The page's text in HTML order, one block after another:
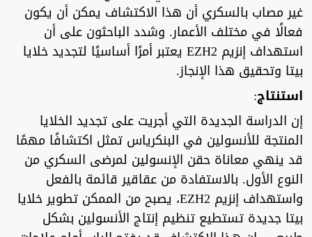
غير مصاب بالسكري أن هذا الاكتشاف يمكن أن يكون
فعالًا في مختلف الأعمار. وشدد الباحثون على أن
استهداف إنزيم EZH2 يعتبر أمرًا أساسيًا لتجديد خلايا
بيتا وتحقيق هذا الإنجاز.
استنتاج:
إن الدراسة الجديدة التي أجريت على تجديد الخلايا
المنتجة للأنسولين في البنكرياس تمثل اكتشافًا مهمًا
قد ينهي معاناة حقن الإنسولين لمرضى السكري من
النوع الأول. بالاستفادة من عقاقير قائمة بالفعل
واستهداف إنزيم EZH2، يصبح من الممكن تطوير خلايا
بيتا جديدة تستطيع تنظيم إنتاج الأنسولين بشكل